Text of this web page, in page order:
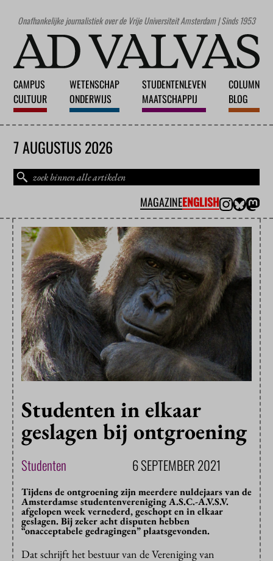
Onafhankelijke journalistiek over de Vrije Universiteit Amsterdam | Sinds 1953
CAMPUS
CULTUUR
WETENSCHAP
ONDERWIJS
STUDENTENLEVEN
MAATSCHAPPIJ
COLUMN
BLOG
7 AUGUSTUS 2026
MAGAZINEENGLISH
Studenten in elkaar
geslagen bij ontgroening
Studenten 6 SEPTEMBER 2021
Tijdens de ontgroening zijn meerdere nuldejaars van de
Amsterdamse studentenvereniging A.S.C.-A.V.S.V.
afgelopen week vernederd, geschopt en in elkaar
geslagen. Bij zeker acht disputen hebben
“onacceptabele gedragingen” plaatsgevonden.
Dat schrijft het bestuur van de Vereniging van